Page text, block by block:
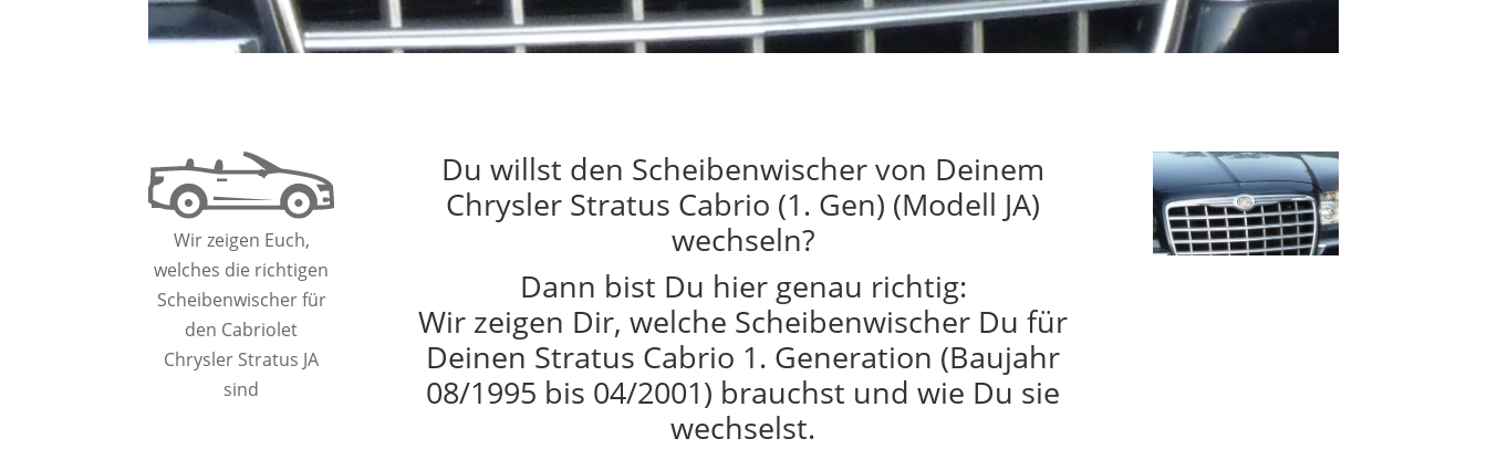
Wir zeigen Euch,
welches die richtigen
Scheibenwischer für
den Cabriolet
Chrysler Stratus JA
sind
Du willst den Scheibenwischer von Deinem
Chrysler Stratus Cabrio (1. Gen) (Modell JA)
wechseln?
Dann bist Du hier genau richtig:
Wir zeigen Dir, welche Scheibenwischer Du für
Deinen Stratus Cabrio 1. Generation (Baujahr
08/1995 bis 04/2001) brauchst und wie Du sie
wechselst.